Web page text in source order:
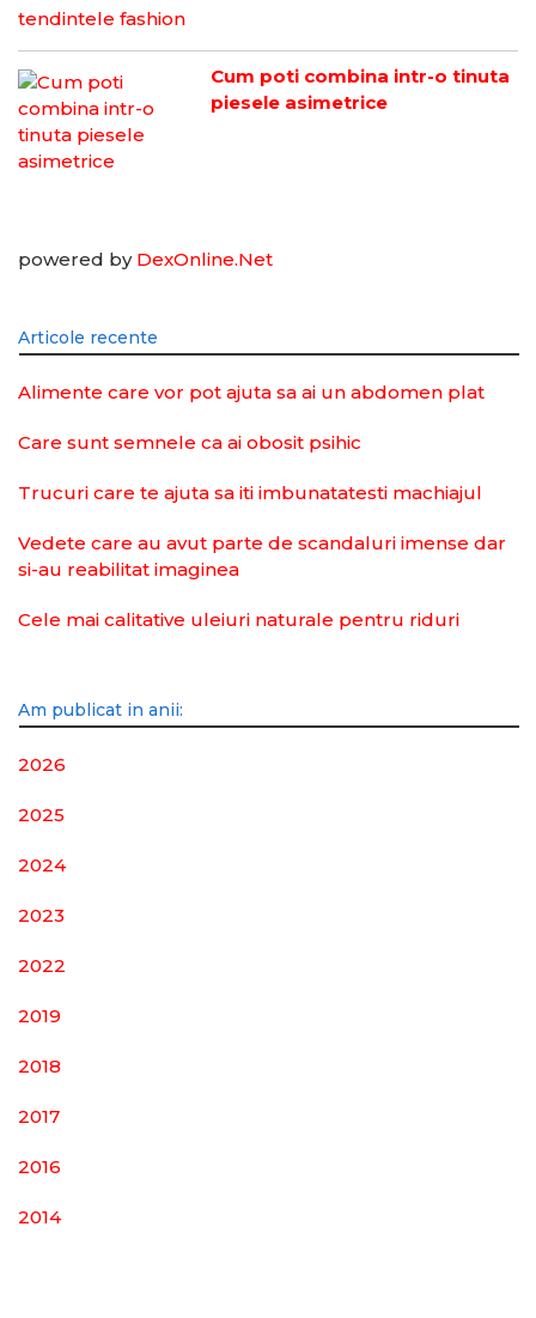
Cum poti combina intr-o tinuta
piesele asimetrice
powered by DexOnline.Net
Articole recente
Alimente care vor pot ajuta sa ai un abdomen plat
Care sunt semnele ca ai obosit psihic
Trucuri care te ajuta sa iti imbunatatesti machiajul
Vedete care au avut parte de scandaluri imense dar
si-au reabilitat imaginea
Cele mai calitative uleiuri naturale pentru riduri
Am publicat in anii:
2026
2025
2024
2023
2022
2019
2018
2017
2016
2014